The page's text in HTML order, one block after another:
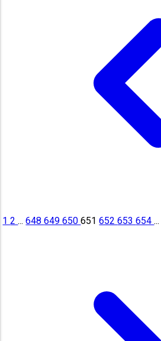
12... 648649650651 652653654...